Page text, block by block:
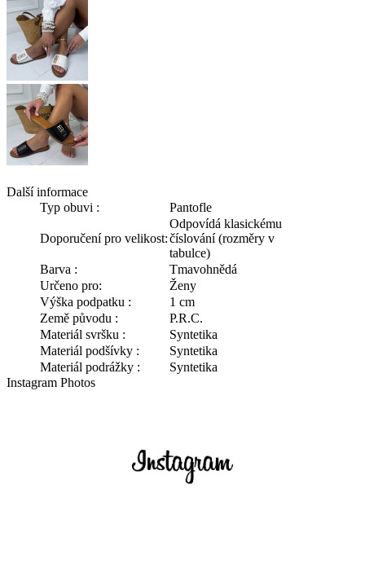
Další informace
Typ obuvi :
Pantofle
Doporučení pro velikost:
Odpovídá klasickému
číslování (rozměry v
tabulce)
Barva :
Tmavohnědá
Určeno pro:
Ženy
Výška podpatku :
1 cm
Země původu :
P.R.C.
Materiál svršku :
Syntetika
Materiál podšívky :
Syntetika
Materiál podrážky :
Syntetika
Instagram Photos